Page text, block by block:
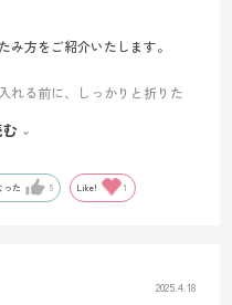
み方をご紹介いたします。
れる前に、しっかりと折りた
切にしてくださいね。
った 5 Like! 1
2025.4.18